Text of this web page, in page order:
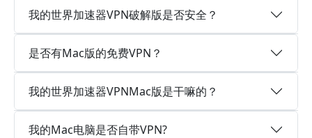
我的世界加速器VPN破解版是否安全？
是否有Mac版的免费VPN？
我的世界加速器VPNMac版是干嘛的？
我的Mac电脑是否自带VPN?